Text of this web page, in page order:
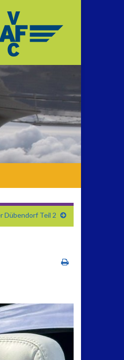
Dübendorf Teil 2